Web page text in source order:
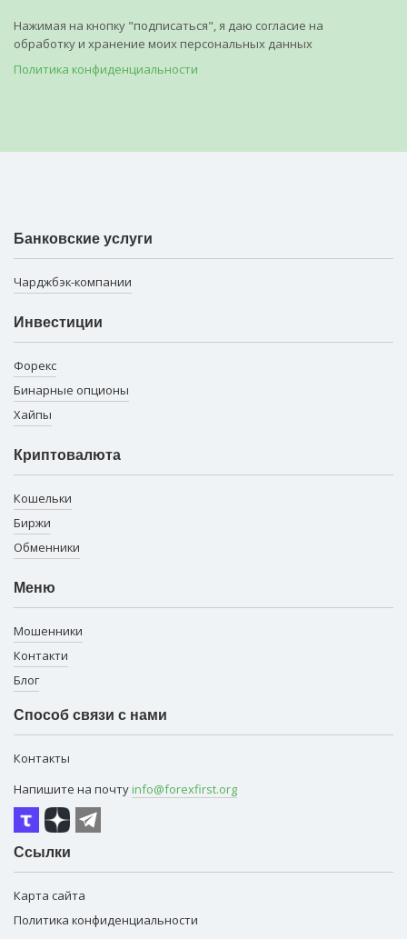
Нажимая на кнопку "подписаться", я даю согласие на
обработку и хранение моих персональных данных
Политика конфиденциальности
Банковские услуги
Чарджбэк-компании
Инвестиции
Форекс
Бинарные опционы
Хайпы
Криптовалюта
Кошельки
Биржи
Обменники
Меню
Мошенники
Контакти
Блог
Способ связи с нами
Контакты
Напишите на почту info@forexfirst.org
Ссылки
Карта сайта
Политика конфиденциальности